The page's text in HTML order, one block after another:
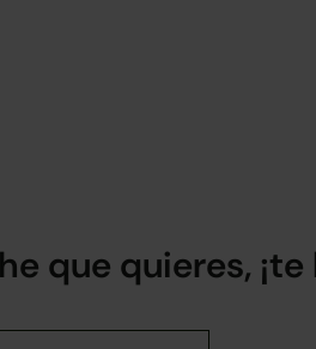
que quieres,